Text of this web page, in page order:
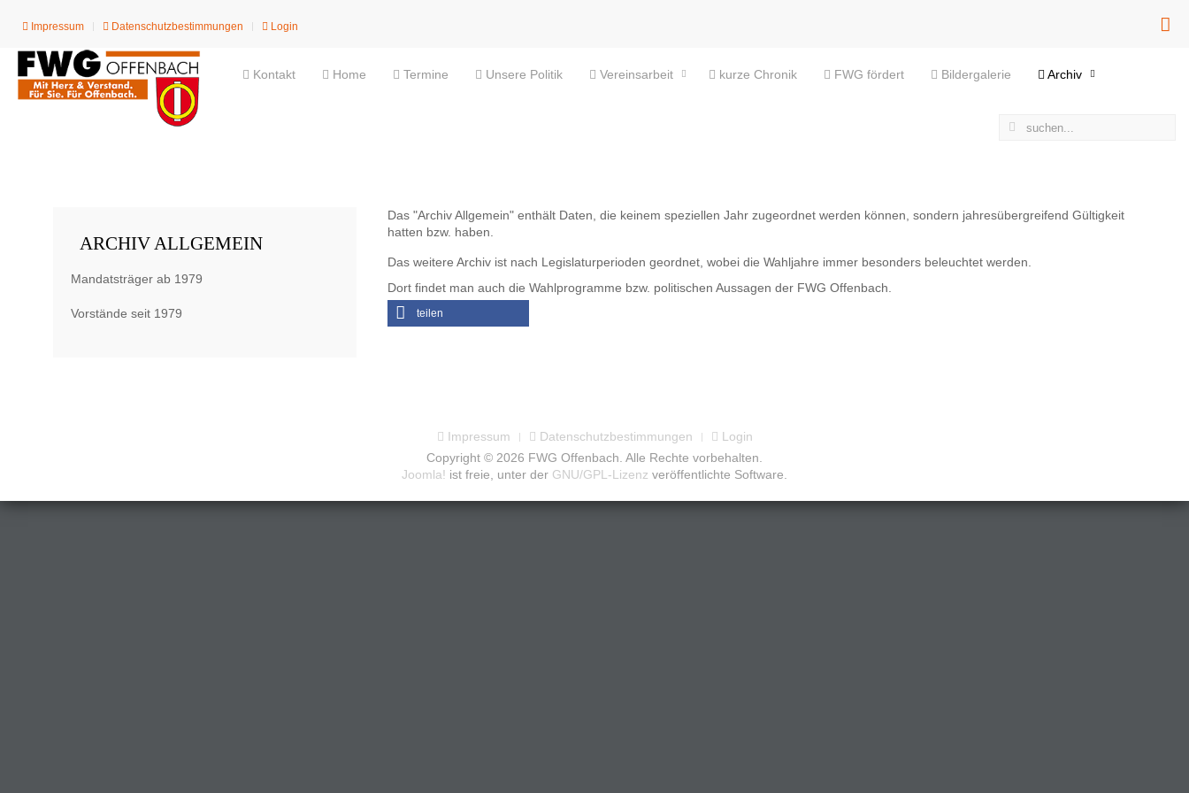
Impressum Datenschutzbestimmungen Login
Kontakt Home Termine Unsere Politik Vereinsarbeit kurze Chronik FWG fördert Bildergalerie Archiv
Das "Archiv Allgemein" enthält Daten, die keinem speziellen Jahr zugeordnet werden können, sondern jahresübergreifend Gültigkeit
hatten bzw. haben.
Das weitere Archiv ist nach Legislaturperioden geordnet, wobei die Wahljahre immer besonders beleuchtet werden.
Dort findet man auch die Wahlprogramme bzw. politischen Aussagen der FWG Offenbach.
teilen
ARCHIV ALLGEMEIN
Mandatsträger ab 1979
Vorstände seit 1979
Impressum Datenschutzbestimmungen
Login
Copyright © 2026 FWG Offenbach. Alle Rechte vorbehalten.
Joomla! ist freie, unter der GNU/GPL-Lizenz veröffentlichte Software.